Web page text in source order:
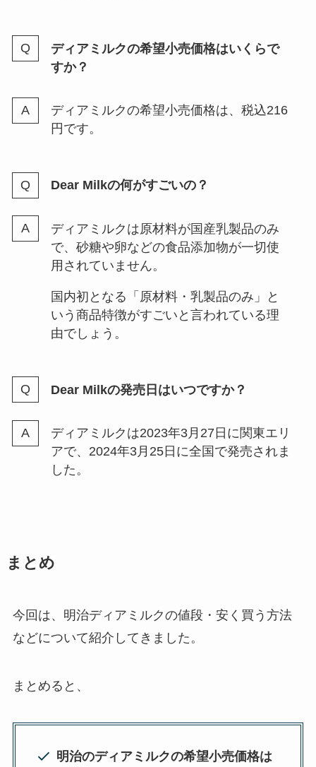
生ラムネどこで売ってる？ファミ
ウォーターワンの口コミは？騙さ
れたという口コミは本当？おすす
めな人や解約方法も調査！
おいしい酢でピクルスを簡単に作
ディアミルクの希望小売価格はいくらで
すか？
ディアミルクの希望小売価格は、税込216
円です。
Dear Milkの何がすごいの？
ディアミルクは原材料が国産乳製品のみ
で、砂糖や卵などの食品添加物が一切使
用されていません。
国内初となる「原材料・乳製品のみ」と
いう商品特徴がすごいと言われている理
由でしょう。
Dear Milkの発売日はいつですか？
ディアミルクは2023年3月27日に関東エリ
アで、2024年3月25日に全国で発売されま
した。
まとめ
今回は、明治ディアミルクの値段・安く買う方法
などについて紹介してきました。
まとめると、
明治のディアミルクの希望小売価格は